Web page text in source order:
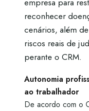
empresa para
reconhecer
cenários, além
riscos reais de
perante o CRM.
Autonomia
ao trabalhador
De acordo com o